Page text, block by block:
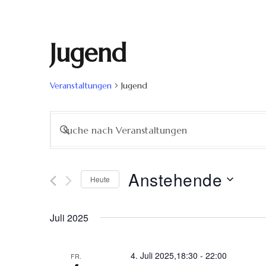
Jugend
Veranstaltungen Jugend
Veranstaltungen
Suche
und
Ansichten,
Bitte
nach
Schlüsselwort.
Heute Anstehende
Juli 2025
FR. 4. Juli 2025,18:30 - 22:00